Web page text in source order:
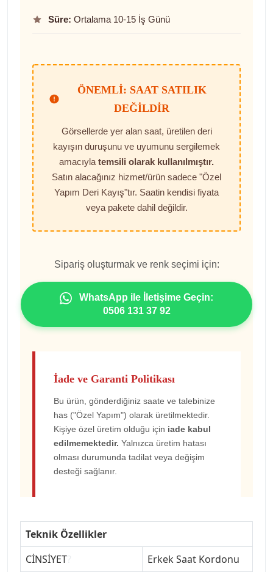
Süre: Ortalama 10-15 İş Günü
ÖNEMLI: SAAT SATILIK
DEĞILDIR
Görsellerde yer alan saat, üretilen deri
kayışın duruşunu ve uyumunu sergilemek
amacıyla temsili olarak kullanılmıştır.
Satın alacağınız hizmet/ürün sadece "Özel
Yapım Deri Kayış"tır. Saatin kendisi fiyata
veya pakete dahil değildir.
Sipariş oluşturmak ve renk seçimi için:
WhatsApp ile İletişime Geçin:
0506 131 37 92
İade ve Garanti Politikası
Bu ürün, gönderdiğiniz saate ve talebinize
has ("Özel Yapım") olarak üretilmektedir.
Kişiye özel üretim olduğu için iade kabul
edilmemektedir. Yalnızca üretim hatası
olması durumunda tadilat veya değişim
desteği sağlanır.
Teknik Özellikler
CİNSİYET
Erkek Saat Kordonu